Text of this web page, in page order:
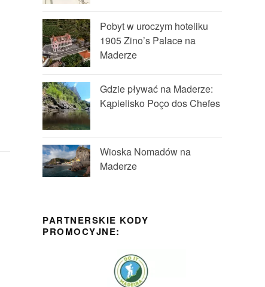
Pobyt w uroczym hoteliku
1905 Zino’s Palace na
Maderze
Gdzie pływać na Maderze:
Kąpielisko Poço dos Chefes
Wioska Nomadów na
Maderze
PARTNERSKIE KODY
PROMOCYJNE: